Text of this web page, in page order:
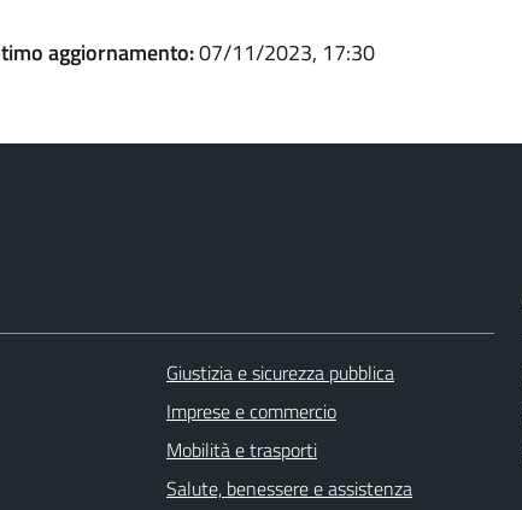
aggiornamento:07/11/2023, 17:30
Giustizia e sicurezza pubblica
Imprese e commercio
Mobilità e trasporti
Salute, benessere e assistenza